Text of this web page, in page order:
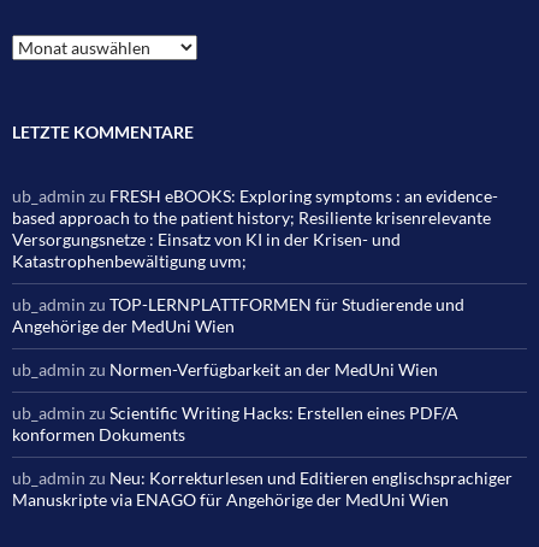
Archiv
LETZTE KOMMENTARE
ub_admin zu FRESH eBOOKS: Exploring symptoms : an evidence-
based approach to the patient history; Resiliente krisenrelevante
Versorgungsnetze : Einsatz von KI in der Krisen- und
Katastrophenbewältigung uvm;
ub_admin zu TOP-LERNPLATTFORMEN für Studierende und
Angehörige der MedUni Wien
ub_admin zu Normen-Verfügbarkeit an der MedUni Wien
ub_admin zu Scientific Writing Hacks: Erstellen eines PDF/A
konformen Dokuments
ub_admin zu Neu: Korrekturlesen und Editieren englischsprachiger
Manuskripte via ENAGO für Angehörige der MedUni Wien